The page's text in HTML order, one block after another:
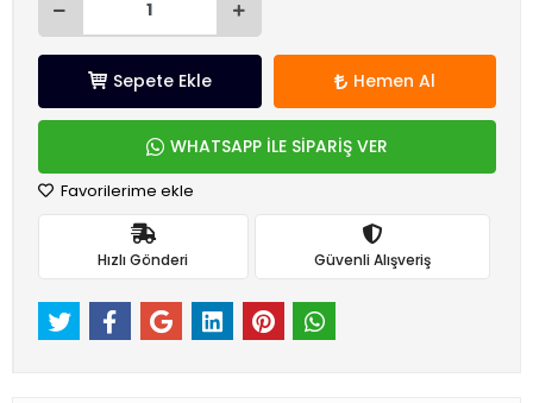
Sepete Ekle Hemen Al
WHATSAPP İLE SİPARİŞ VER
Favorilerime ekle
Hızlı Gönderi Güvenli Alışveriş